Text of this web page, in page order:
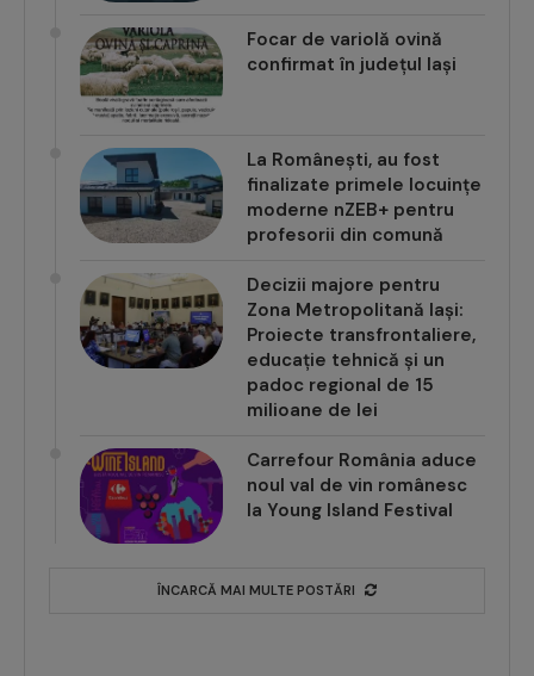
Focar de variolă ovină
confirmat în județul Iași
La Românești, au fost
finalizate primele locuințe
moderne nZEB+ pentru
profesorii din comună
Decizii majore pentru
Zona Metropolitană Iași:
Proiecte transfrontaliere,
educație tehnică și un
padoc regional de 15
milioane de lei
Carrefour România aduce
noul val de vin românesc
la Young Island Festival